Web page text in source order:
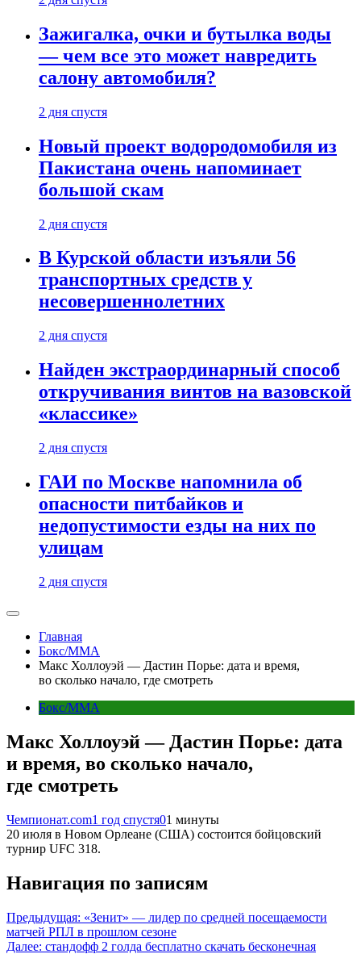
Зажигалка, очки и бутылка воды
— чем все это может навредить
салону автомобиля?
2 дня спустя
Новый проект водородомобиля из
Пакистана очень напоминает
большой скам
2 дня спустя
В Курской области изъяли 56
транспортных средств у
несовершеннолетних
2 дня спустя
Найден экстраординарный способ
откручивания винтов на вазовской
«классике»
2 дня спустя
ГАИ по Москве напомнила об
опасности питбайков и
недопустимости езды на них по
улицам
2 дня спустя
Главная
Бокс/MMA
Макс Холлоуэй — Дастин Порье: дата и время,
во сколько начало, где смотреть
Бокс/MMA
Макс Холлоуэй — Дастин Порье: дата
и время, во сколько начало,
где смотреть
Чемпионат.com1 год спустя01 минуты
20 июля в Новом Орлеане (США) состоится бойцовский
турнир UFC 318.
Навигация по записям
Предыдущая: «Зенит» — лидер по средней посещаемости
матчей РПЛ в прошлом сезоне
Далее: стандофф 2 голда бесплатно скачать бесконечная